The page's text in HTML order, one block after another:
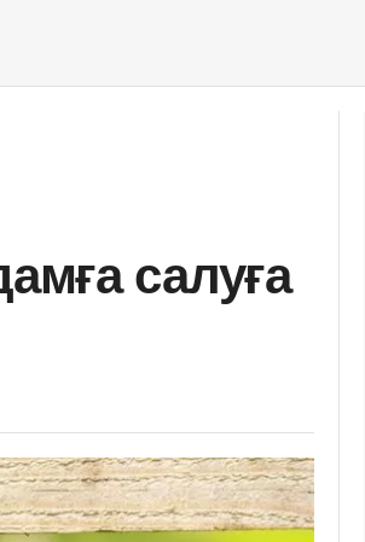
салуға